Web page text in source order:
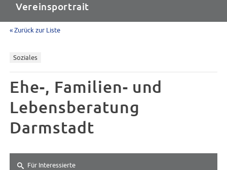
Vereinsportrait
« Zurück zur Liste
Soziales
Ehe-, Familien- und
Lebensberatung
Darmstadt
Für Interessierte